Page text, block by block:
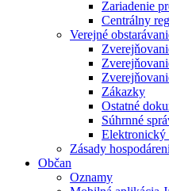
Zariadenie
Centrálny
Verejné
Zákazky
Ostatné
Súhrnné
Elektronický
Zásady
Občan
Oznamy